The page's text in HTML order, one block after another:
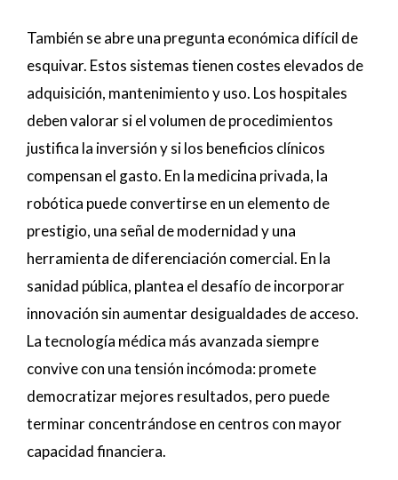
También se abre una pregunta económica difícil de
esquivar. Estos sistemas tienen costes elevados de
adquisición, mantenimiento y uso. Los hospitales
deben valorar si el volumen de procedimientos
justifica la inversión y si los beneficios clínicos
compensan el gasto. En la medicina privada, la
robótica puede convertirse en un elemento de
prestigio, una señal de modernidad y una
herramienta de diferenciación comercial. En la
sanidad pública, plantea el desafío de incorporar
innovación sin aumentar desigualdades de acceso.
La tecnología médica más avanzada siempre
convive con una tensión incómoda: promete
democratizar mejores resultados, pero puede
terminar concentrándose en centros con mayor
capacidad financiera.